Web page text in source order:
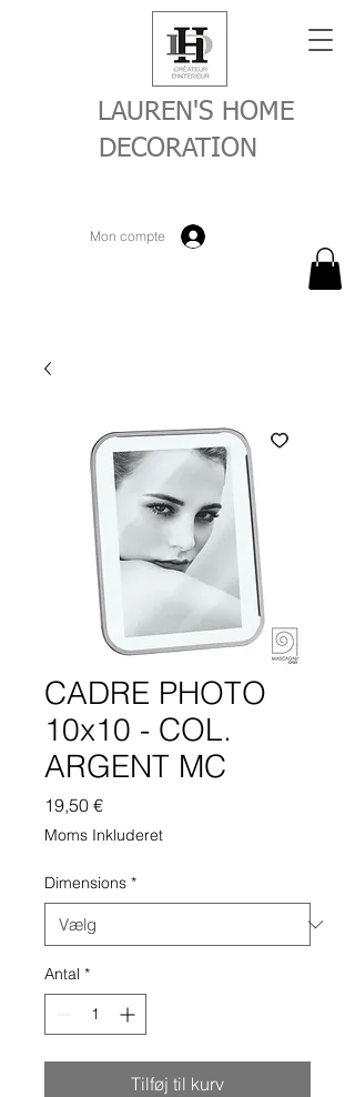
LAUREN'S HOME
DECORATION
Mon compte
CADRE PHOTO
10x10 - COL.
ARGENT MC
19,50 €Pris
Moms Inkluderet
Dimensions *
Antal *
Tilføj til kurv